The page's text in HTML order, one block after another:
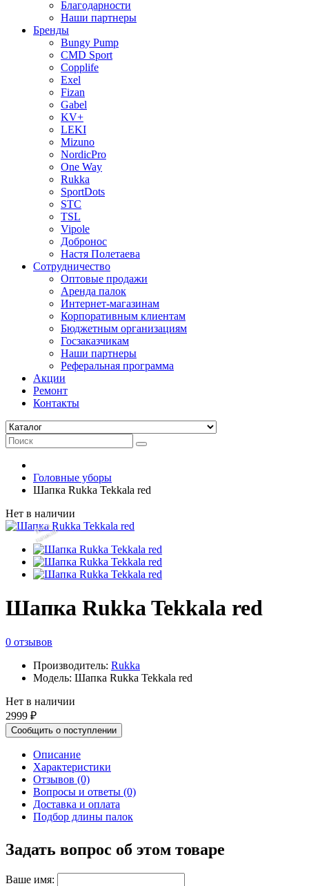
Благодарности
Наши партнеры
Бренды
Bungy Pump
CMD Sport
Copplife
Exel
Fizan
Gabel
KV+
LEKI
Mizuno
NordicPro
One Way
Rukka
SportDots
STC
TSL
Vipole
Добронос
Настя Полетаева
Сотрудничество
Оптовые продажи
Аренда палок
Интернет-магазинам
Корпоративным клиентам
Бюджетным организациям
Госзаказчикам
Наши партнеры
Реферальная программа
Акции
Ремонт
Контакты
Головные уборы
Шапка Rukka Tekkala red
Нет
в
на
л
и
ч
и
и
Нет в наличии
Шапка Rukka Tekkala red
0 отзывов
Производитель: Rukka
Модель: Шапка Rukka Tekkala red
Нет в наличии
2999 ₽
Сообщить о поступлении
Описание
Характеристики
Отзывов (0)
Вопросы и ответы (0)
Доставка и оплата
Подбор длины палок
Задать вопрос об этом товаре
Ваше имя: